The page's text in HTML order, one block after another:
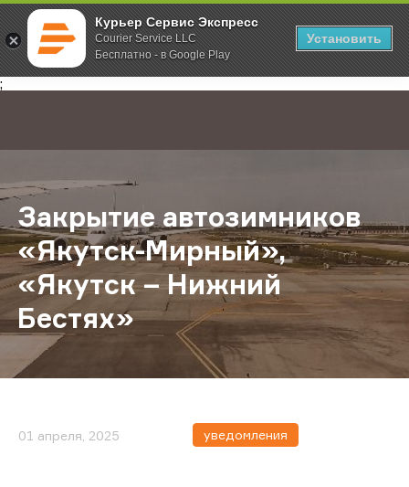
Курьер Сервис Экспресс
Courier Service LLC
Бесплатно - в Google Play
Установить
;
Главная О компании Новости Закрытие автозимников «Якутск-
Закрытие автозимников
«Якутск-Мирный»,
«Якутск – Нижний
Бестях»
01 апреля, 2025 уведомления